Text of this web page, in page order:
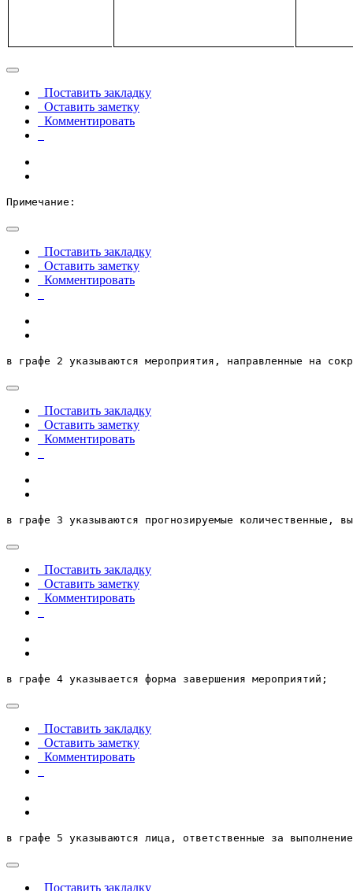
Поставить закладку
Оставить заметку
Комментировать
Примечание:
Поставить закладку
Оставить заметку
Комментировать
в графе 2 указываются мероприятия, направленные на
Поставить закладку
Оставить заметку
Комментировать
в графе 3 указываются прогнозируемые количественные,
Поставить закладку
Оставить заметку
Комментировать
в графе 4 указывается форма завершения мероприятий;
Поставить закладку
Оставить заметку
Комментировать
в графе 5 указываются лица, ответственные за
Поставить закладку